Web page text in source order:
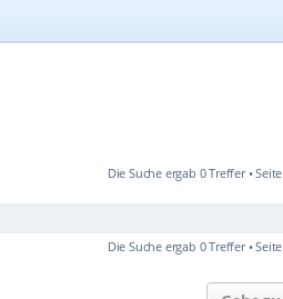
Die Suche ergab 0 Treffer • Seite
Die Suche ergab 0 Treffer • Seite